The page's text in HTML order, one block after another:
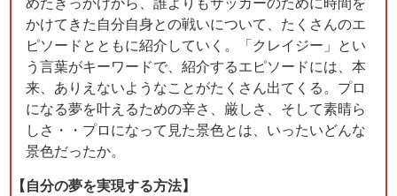
かけてきた自分自身との戦いについて、たくさんのエ
ピソードとともに紹介していく。「クレイジー」とい
う言葉がキーワードで、紹介するエピソードには、本
来、ありえないようなことがたくさん出てくる。プロ
になる夢を叶えるための辛さ、厳しさ、そして素晴ら
しさ・・プロになって見た景色とは、いったいどんな
景色だったか。
【自分の夢を実現する方法】